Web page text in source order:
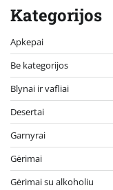
Kategorijos
Apkepai
Be kategorijos
Blynai ir vafliai
Desertai
Garnyrai
Gėrimai
Gėrimai su alkoholiu